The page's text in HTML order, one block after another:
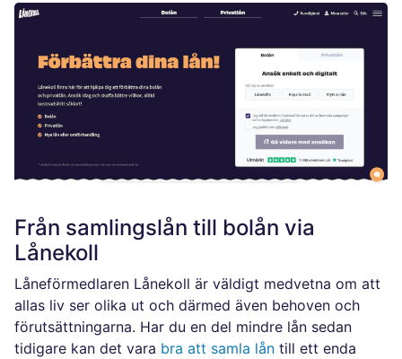
Från samlingslån till bolån via
Lånekoll
Låneförmedlaren Lånekoll är väldigt medvetna om att
allas liv ser olika ut och därmed även behoven och
förutsättningarna. Har du en del mindre lån sedan
tidigare kan det vara bra att samla lån till ett enda